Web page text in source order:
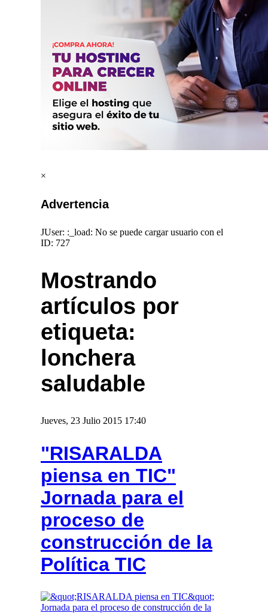
×
Advertencia
JUser: :_load: No se puede cargar usuario con el
ID: 727
Mostrando
artículos por
etiqueta:
lonchera
saludable
Jueves, 23 Julio 2015 17:40
"RISARALDA
piensa en TIC"
Jornada para el
proceso de
construcción de la
Política TIC